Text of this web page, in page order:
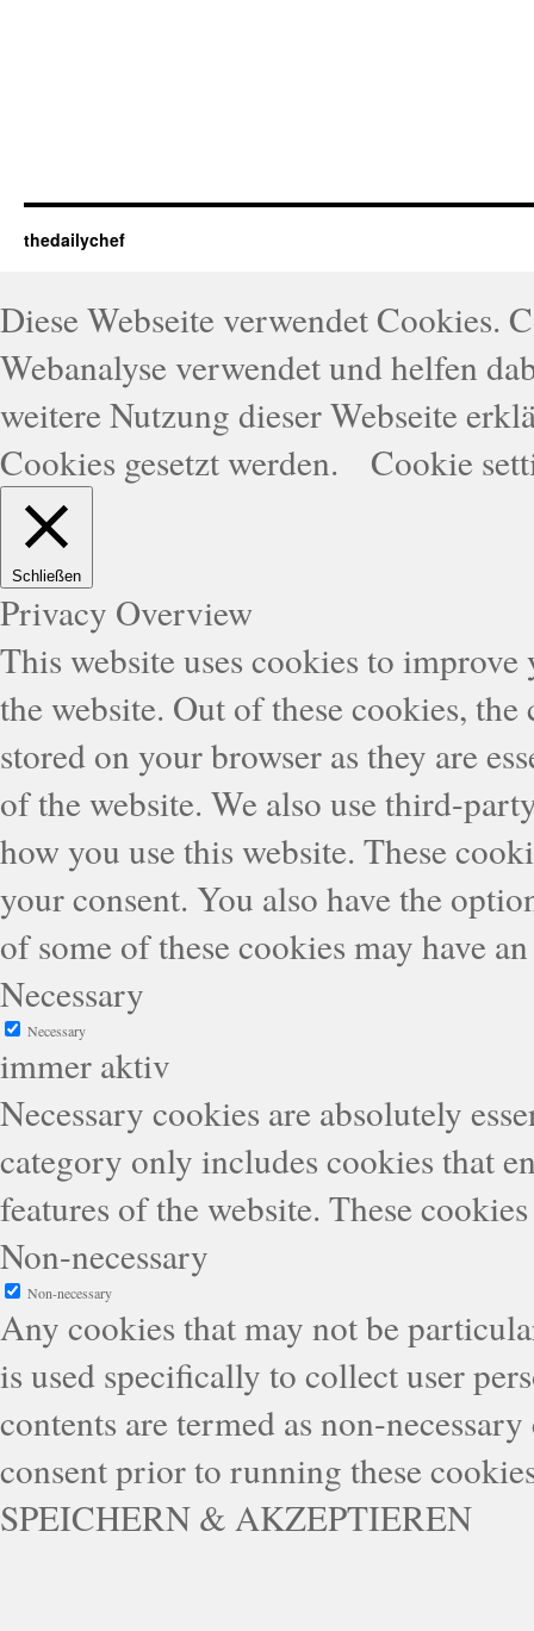
thedailychef
Diese Webseite verwendet Cookies.
Webanalyse verwendet und helfen
weitere Nutzung dieser Webseite
Cookies gesetzt werden.
Cookie
Schließen
Privacy Overview
This website uses cookies to
the website. Out of these cookies,
stored on your browser as they are
of the website. We also use third-
how you use this website. These
your consent. You also have the
of some of these cookies may have
Necessary
Necessary
immer aktiv
Necessary cookies are absolutely
category only includes cookies that
features of the website. These
Non-necessary
Non-necessary
Any cookies that may not be
is used specifically to collect user
contents are termed as non-
consent prior to running these
SPEICHERN & AKZEPTIEREN